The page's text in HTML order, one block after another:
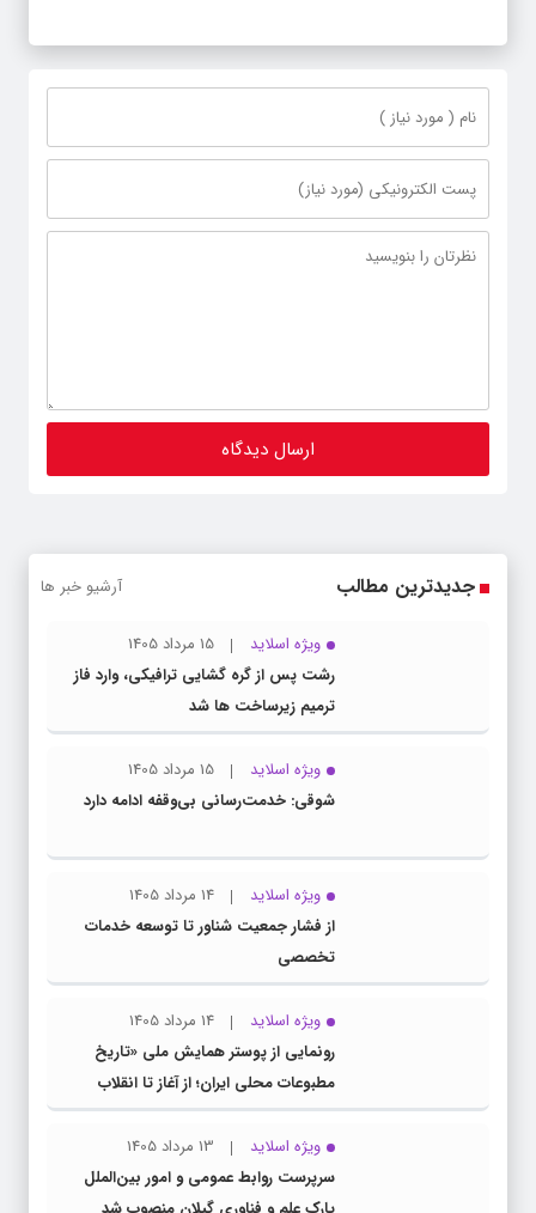
جدیدترین مطالب آرشیو خبر ها
ویژه اسلاید
15 مرداد 1405
رشت پس از گره گشایی ترافیکی، وارد فاز
ترمیم زیرساخت ها شد
ویژه اسلاید
15 مرداد 1405
شوقی: خدمت‌رسانی بی‌وقفه ادامه دارد
ویژه اسلاید
14 مرداد 1405
از فشار جمعیت شناور تا توسعه خدمات
تخصصی
ویژه اسلاید
14 مرداد 1405
رونمایی از پوستر همایش ملی «تاریخ
مطبوعات محلی ایران؛ از آغاز تا انقلاب
اسلامی» در گیلان
ویژه اسلاید
13 مرداد 1405
سرپرست روابط عمومی و امور بین‌الملل